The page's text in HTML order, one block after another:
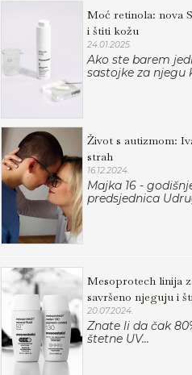
Moć retinola: nova
i štiti kožu
24.01.2025.
Ako ste barem
sastojke za njegu
Život s autizmom:
strah
16.12.2024.
Majka 16 -
predsjednica
Mesoprotech linija
savršeno njeguju i
20.07.2024.
Znate li da čak
štetne UV...